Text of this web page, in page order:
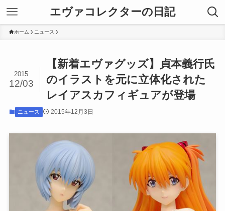
エヴァコレクターの日記
ホーム ニュース
【新着エヴァグッズ】貞本義行氏
のイラストを元に立体化された
レイアスカフィギュアが登場
2015
12/03
ニュース 2015年12月3日